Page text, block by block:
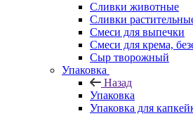
Сливки животные
Сливки
Смеси для выпечки
Смеси для крема,
Сыр творожный
Упаковка
Назад
Упаковка
Упаковка для